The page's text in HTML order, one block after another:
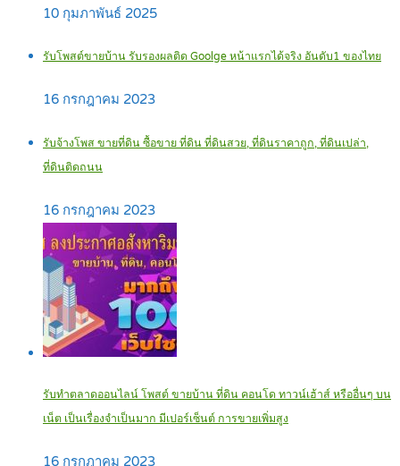
10 กุมภาพันธ์ 2025
รับโพสต์ขายบ้าน รับรองผลติด Goolge หน้าแรกได้จริง อันดับ1 ของไทย
16 กรกฎาคม 2023
รับจ้างโพส ขายที่ดิน ซื้อขาย ที่ดิน ที่ดินสวย, ที่ดินราคาถูก, ที่ดินเปล่า,
ที่ดินติดถนน
16 กรกฎาคม 2023
รับทำตลาดออนไลน์ โพสต์ ขายบ้าน ที่ดิน คอนโด ทาวน์เฮ้าส์ หรืออื่นๆ บน
เน็ต เป็นเรื่องจำเป็นมาก มีเปอร์เซ็นต์ การขายเพิ่มสูง
16 กรกฎาคม 2023